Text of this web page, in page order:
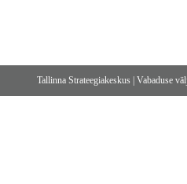
Tallinna Strateegiakeskus |Vabaduse